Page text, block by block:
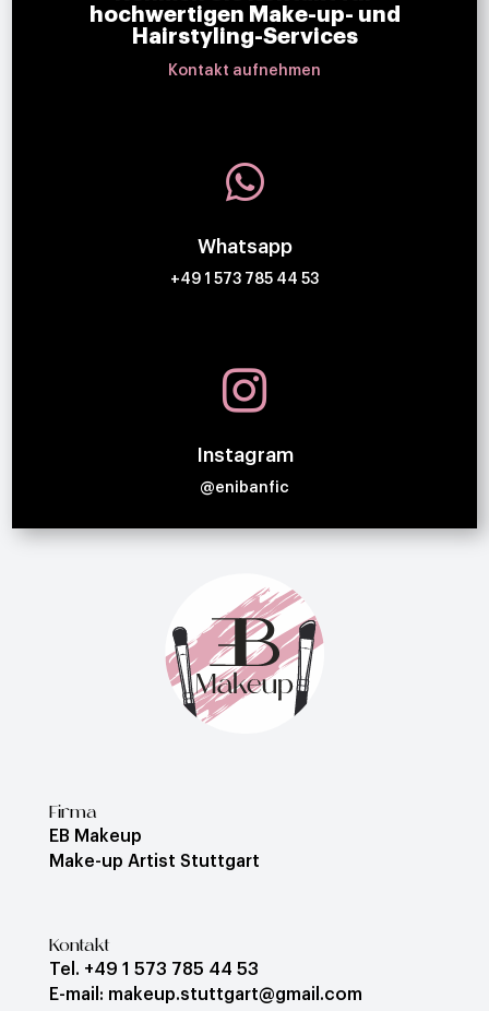
hochwertigen Make-up- und
Hairstyling-Services
Kontakt aufnehmen

Whatsapp
+49 1 573 785 44 53

Instagram
@enibanfic
Firma
EB Makeup
Make-up Artist Stuttgart
Kontakt
Tel. +49 1 573 785 44 53
E-mail: makeup.stuttgart@gmail.com